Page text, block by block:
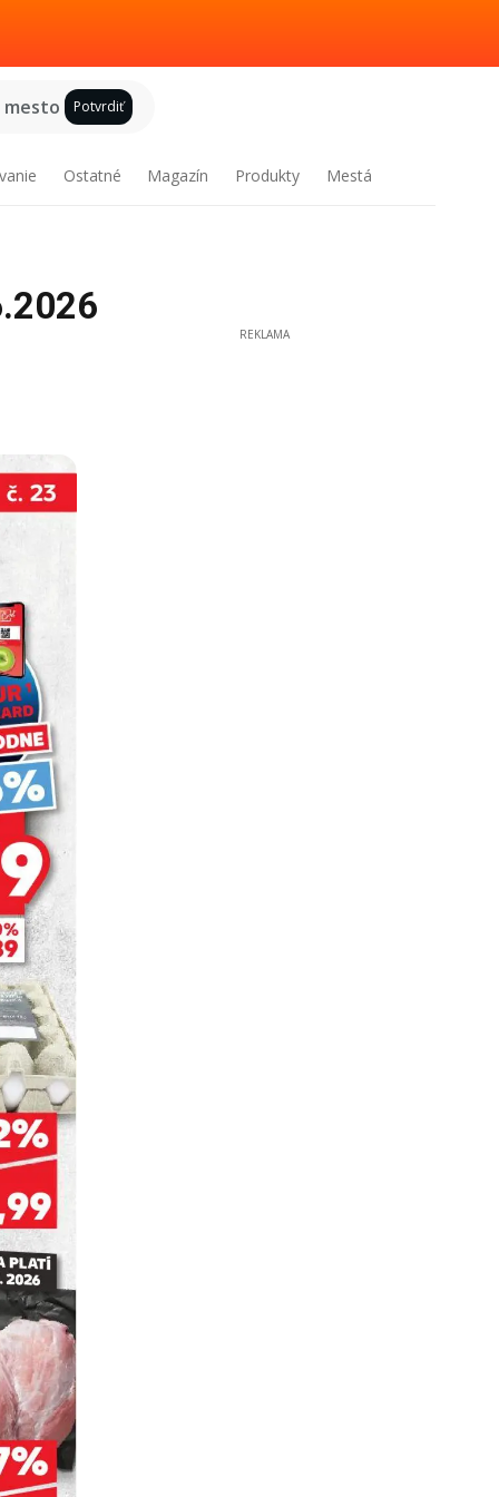
Potvrdiť
Ostatné Magazín Produkty Mestá
REKLAMA